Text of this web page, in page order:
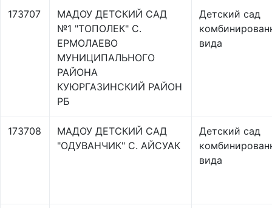
173707
МАДОУ ДЕТСКИЙ САД
№1 "ТОПОЛЕК" С.
ЕРМОЛАЕВО
МУНИЦИПАЛЬНОГО
РАЙОНА
КУЮРГАЗИНСКИЙ РАЙОН
РБ
Детский сад
вида
173708
МАДОУ ДЕТСКИЙ САД
"ОДУВАНЧИК" С. АЙСУАК
Детский сад
вида